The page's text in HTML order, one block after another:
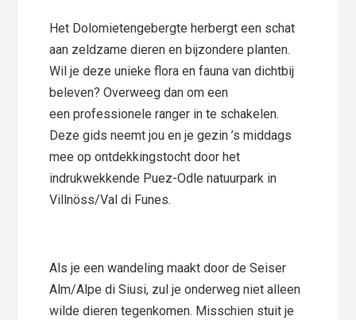
Het Dolomietengebergte herbergt een schat
aan zeldzame dieren en bijzondere planten.
Wil je deze unieke flora en fauna van dichtbij
beleven? Overweeg dan om een
een professionele ranger in te schakelen.
Deze gids neemt jou en je gezin ’s middags
mee op ontdekkingstocht door het
indrukwekkende Puez-Odle natuurpark in
Villnöss/Val di Funes.
Als je een wandeling maakt door de Seiser
Alm/Alpe di Siusi, zul je onderweg niet alleen
wilde dieren tegenkomen. Misschien stuit je